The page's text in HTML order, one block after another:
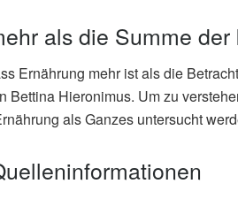
als die Summe
Ernährung mehr ist als die
Bettina Hieronimus. Um zu
als Ganzes untersucht